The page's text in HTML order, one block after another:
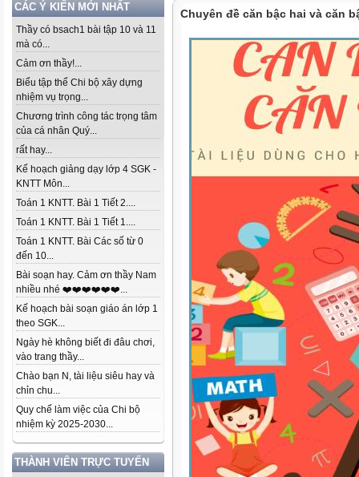
CÁC Ý KIẾN MỚI NHẤT
Thầy có bsach1 bài tập 10 và 11
mà có...
Cảm ơn thầy!...
Biểu tập thể Chi bộ xây dựng
nhiệm vụ trọng...
Chương trình công tác trọng tâm
của cá nhân Quý...
rất hay...
Kế hoạch giảng dạy lớp 4 SGK -
KNTT Môn...
Toán 1 KNTT. Bài 1 Tiết 2....
Toán 1 KNTT. Bài 1 Tiết 1....
Toán 1 KNTT. Bài Các số từ 0
đến 10...
Bài soạn hay. Cảm ơn thầy Nam
nhiều nhé ❤️❤️❤️❤️❤️❤️...
Kế hoạch bài soạn giáo án lớp 1
theo SGK...
Ngày hè không biết đi đâu chơi,
vào trang thầy...
Chào bạn N, tài liệu siêu hay và
chỉn chu...
Quy chế làm việc của Chi bộ
nhiệm kỳ 2025-2030...
THÀNH VIÊN TRỰC TUYẾN
Chuyên đề căn bậc hai và căn